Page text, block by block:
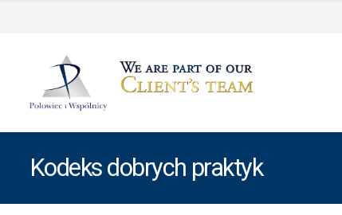
Kodeks dobrych praktyk